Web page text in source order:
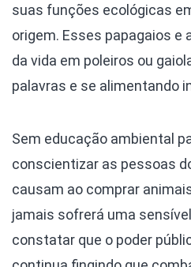
suas funções ecológicas
origem. Esses papagaios e
da vida em poleiros ou
palavras e se alimentando
Sem educação ambiental
conscientizar as pessoas
causam ao comprar
jamais sofrerá uma
constatar que o poder